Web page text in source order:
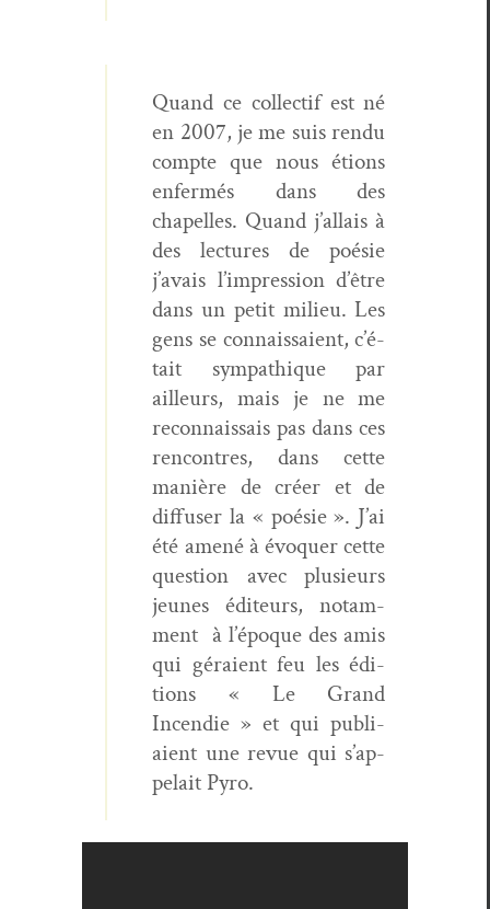
Quand ce col­lec­tif est né
en 2007, je me suis ren­du
compte que nous étions
enfer­més dans des
chapelles. Quand j’al­lais à
des lec­tures de poésie
j’avais l’im­pres­sion d’être
dans un petit milieu. Les
gens se con­nais­saient, c’é­
tait sym­pa­thique par
ailleurs, mais je ne me
recon­nais­sais pas dans ces
ren­con­tres, dans cette
manière de créer et de
dif­fuser la « poésie ». J’ai
été amené à évo­quer cette
ques­tion avec plusieurs
jeunes édi­teurs, notam­
ment à l’époque des amis
qui géraient feu les édi­
tions « Le Grand
Incendie » et qui pub­li­
aient une revue qui s’ap­
pelait Pyro.